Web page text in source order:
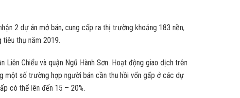
2 dự án mở bán, cung cấp ra thị trường khoảng 183 nền,
tiêu thụ năm 2019.
Chiểu và quận Ngũ Hành Sơn. Hoạt động giao dịch trên
một số trường hợp người bán cần thu hồi vốn gấp ở các dự
có thể lên đến 15 – 20%.